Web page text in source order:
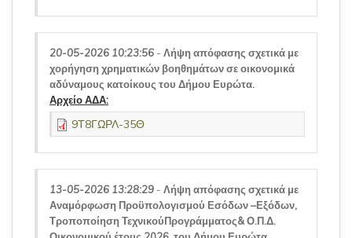
20-05-2026 10:23:56 - Λήψη απόφασης σχετικά με
χορήγηση χρηματικών βοηθημάτων σε οικονομικά
αδύναμους κατοίκους του Δήμου Ευρώτα.
Αρχείο ΑΔΑ:
9Τ8ΓΩΡΛ-35Θ
13-05-2026 13:28:29 - Λήψη απόφασης σχετικά με
Αναμόρφωση Προϋπολογισμού Εσόδων –Εξόδων,
Τροποποίηση ΤεχνικούΠρογράμματος& Ο.Π.Δ.